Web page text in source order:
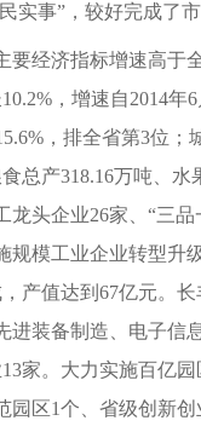
实事”，较好完成了
要经济指标增速高于
，增速自2014
，排全省第3位
总产318.16万吨、
头企业26家、“三
规模工业企业转型
产值达到67亿元。
装备制造、电子信
家。大力实施百亿
区1个、省级创新